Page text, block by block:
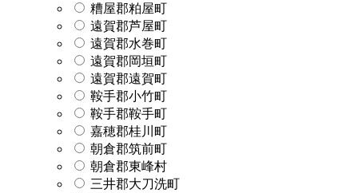
糟屋郡粕屋町
遠賀郡芦屋町
遠賀郡水巻町
遠賀郡岡垣町
遠賀郡遠賀町
鞍手郡小竹町
鞍手郡鞍手町
嘉穂郡桂川町
朝倉郡筑前町
朝倉郡東峰村
三井郡大刀洗町